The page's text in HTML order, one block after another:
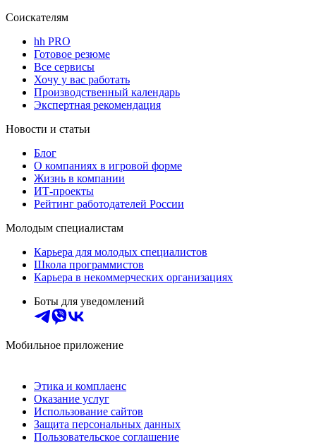
Соискателям
hh PRO
Готовое резюме
Все сервисы
Хочу у вас работать
Производственный календарь
Экспертная рекомендация
Новости и статьи
Блог
О компаниях в игровой форме
Жизнь в компании
ИТ-проекты
Рейтинг работодателей России
Молодым специалистам
Карьера для молодых специалистов
Школа программистов
Карьера в некоммерческих организациях
Боты для уведомлений
Мобильное приложение
Этика и комплаенс
Оказание услуг
Использование сайтов
Защита персональных данных
Пользовательское соглашение